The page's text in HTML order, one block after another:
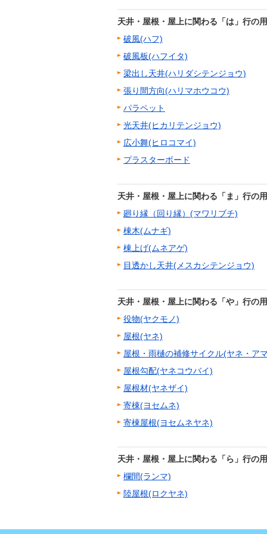
天井・屋根・屋上に関わる「は」行の
破風(ハフ)
破風板(ハフイタ)
梁出し天井(ハリダシテンジョウ)
張り間方向(ハリマホウコウ)
パラペット
光天井(ヒカリテンジョウ)
広小舞(ヒロコマイ)
プラスターボード
天井・屋根・屋上に関わる「ま」行の
廻り縁（回り縁）(マワリブチ)
棟木(ムナギ)
棟上げ(ムネアゲ)
目透かし天井(メスカシテンジョウ)
天井・屋根・屋上に関わる「や」行の
役物(ヤクモノ)
屋根(ヤネ)
屋根・雨樋の補修サイクル(ヤネ・ア
屋根勾配(ヤネコウバイ)
屋根材(ヤネザイ)
寄棟(ヨセムネ)
寄棟屋根(ヨセムネヤネ)
天井・屋根・屋上に関わる「ら」行の
欄間(ランマ)
陸屋根(ロクヤネ)